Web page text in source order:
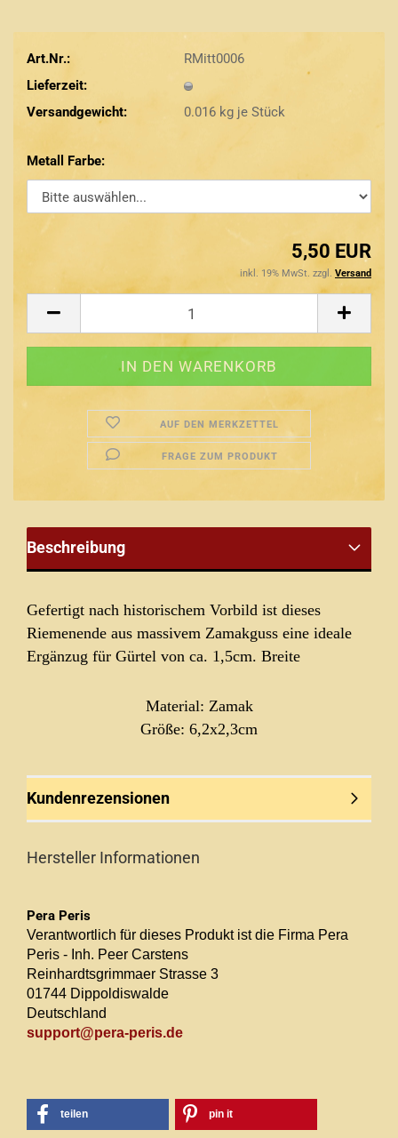
Art.Nr.:
RMitt0006
Lieferzeit:
Versandgewicht:
0.016kg je Stück
Metall Farbe:
5,50 EUR
inkl. 19% MwSt. zzgl. Versand
AUF DEN MERKZETTEL
FRAGE ZUM PRODUKT
Beschreibung
Gefertigt nach historischem Vorbild ist dieses
Riemenende aus massivem Zamakguss eine ideale
Ergänzug für Gürtel von ca. 1,5cm. Breite
Material: Zamak
Größe: 6,2x2,3cm
Kundenrezensionen
Hersteller Informationen
Pera Peris
Verantwortlich für dieses Produkt ist die Firma Pera
Peris - Inh. Peer Carstens
Reinhardtsgrimmaer Strasse 3
01744 Dippoldiswalde
Deutschland
support@pera-peris.de
teilen pin it